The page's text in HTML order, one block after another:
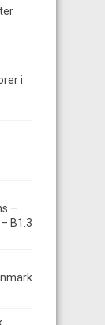
i
–
B1.3